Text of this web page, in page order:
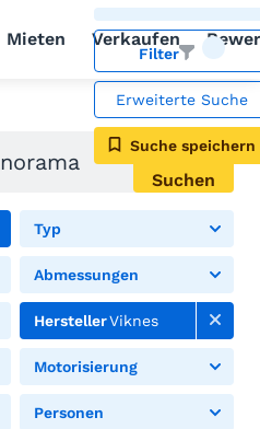
Mieten Verkaufen
Filter
Erweiterte Suche
Suche speichern
Suchen
Typ
Abmessungen
HerstellerViknes
Motorisierung
Personen